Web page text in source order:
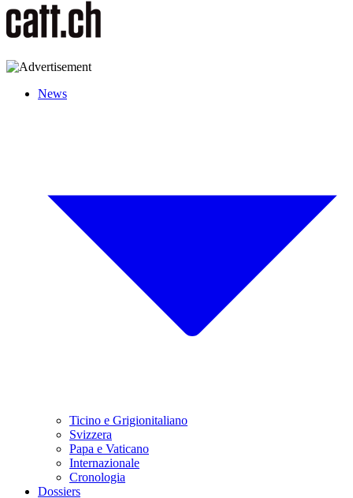
News
Ticino e Grigionitaliano
Svizzera
Papa e Vaticano
Internazionale
Cronologia
Dossiers